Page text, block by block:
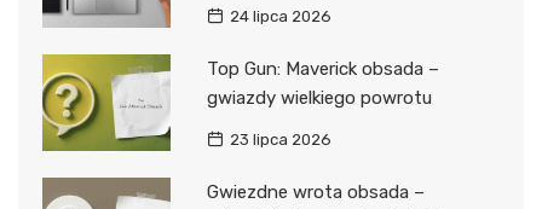
24 lipca 2026
Top Gun: Maverick obsada –
gwiazdy wielkiego powrotu
23 lipca 2026
Gwiezdne wrota obsada –